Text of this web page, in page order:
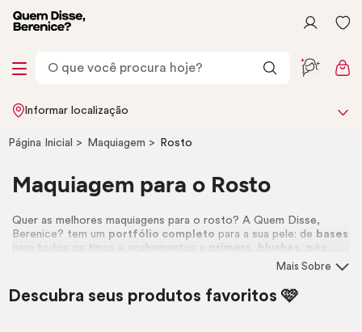
Informar localização
Página Inicial Maquiagem Rosto
Maquiagem para o Rosto
Quer as melhores maquiagens para o rosto? A Quem Disse,
Berenice? tem um portfólio completo para a sua pele: de bases
para todos os tipos e acabamentos a primers blushes pós
. Temos tudo para criar amakeideal,
Mais Sobre
Descubra seus produtos favoritos 🩷